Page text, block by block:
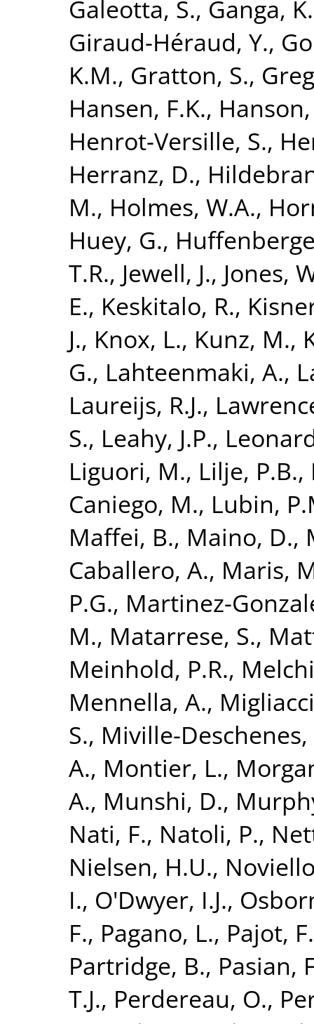
Galeotta, S., Ganga, K.
Giraud-Héraud, Y.,
K.M., Gratton, S.,
Hansen, F.K.,
Henrot-Versille, S.,
Herranz, D.,
M., Holmes, W.A.,
Huey, G.,
T.R., Jewell, J., Jones,
E., Keskitalo, R.,
J., Knox, L., Kunz, M.,
G., Lahteenmaki, A.,
Laureijs, R.J.,
S., Leahy, J.P.,
Liguori, M., Lilje, P.B.,
Caniego, M., Lubin,
Maffei, B., Maino, D.,
Caballero, A., Maris,
P.G., Martinez-
M., Matarrese, S.,
Meinhold, P.R.,
Mennella, A.,
S., Miville-
A., Montier, L.,
A., Munshi, D.,
Nati, F., Natoli, P.,
Nielsen, H.U.,
I., O'Dwyer, I.J.,
F., Pagano, L., Pajot, F.
Partridge, B., Pasian,
T.J., Perdereau, O.,